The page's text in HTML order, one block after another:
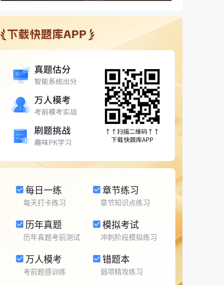
每日一练
每天打卡练习
章节练习
章节知识点练习
历年真题
历年真题考前测试
模拟考试
冲刺阶段模拟练习
万人模考
考前题感训练
错题本
弱项精攻练习